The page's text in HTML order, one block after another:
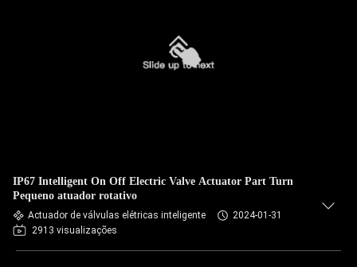
IP67 Intelligent On Off Electric Valve Actuator Part Turn
Pequeno atuador rotativo
Actuador de válvulas elétricas inteligente
2024-01-31
2913 visualizações